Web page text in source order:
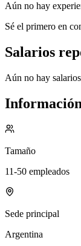
Aún no hay
Sé el primero en
Salarios
Aún no hay
Tamaño
11-50 empleados
Sede principal
Argentina